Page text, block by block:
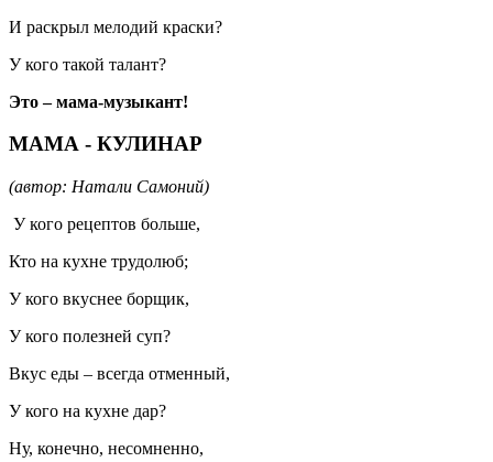
И раскрыл мелодий краски?
У кого такой талант?
Это – мама-музыкант!
МАМА - КУЛИНАР
(автор: Натали Самоний)
У кого рецептов больше,
Кто на кухне трудолюб;
У кого вкуснее борщик,
У кого полезней суп?
Вкус еды – всегда отменный,
У кого на кухне дар?
Ну, конечно, несомненно,